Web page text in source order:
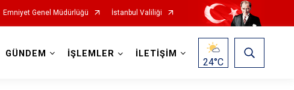
Emniyet Genel Müdürlüğü İstanbul Valiliği
GÜNDEM İŞLEMLER İLETİŞİM
24°C